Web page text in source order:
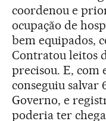
coordenou e
ocupação de
bem equipados,
Contratou leitos
precisou. E, com
conseguiu salvar
Governo, e
poderia ter